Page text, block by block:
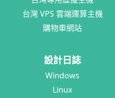
台灣 VPS 雲端運算主機
購物車網站
設計日誌
Windows
Linux